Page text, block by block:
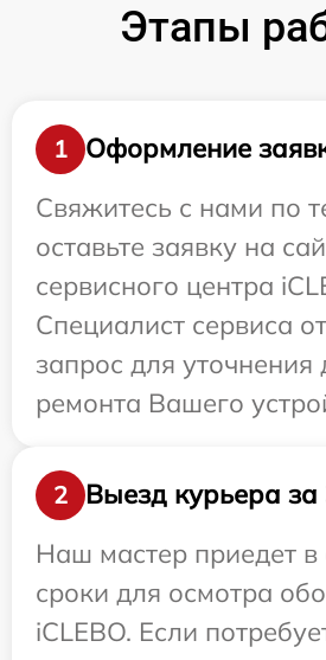
Этапы
1
Оформление
Свяжитесь с нами по
оставьте заявку на
сервисного центра
Специалист сервиса
запрос для уточнения
ремонта Вашего
2
Выезд курьера за
Наш мастер приедет
сроки для осмотра
iCLEBO. Если